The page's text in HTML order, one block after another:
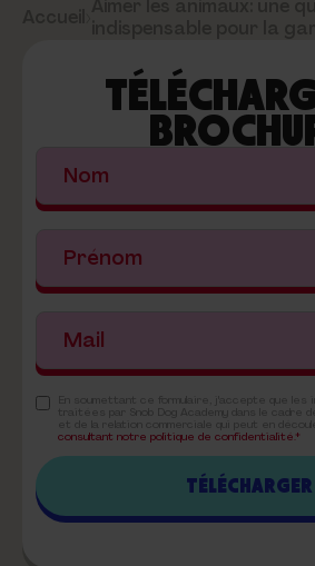
consultant notre politique de confidentialité.*